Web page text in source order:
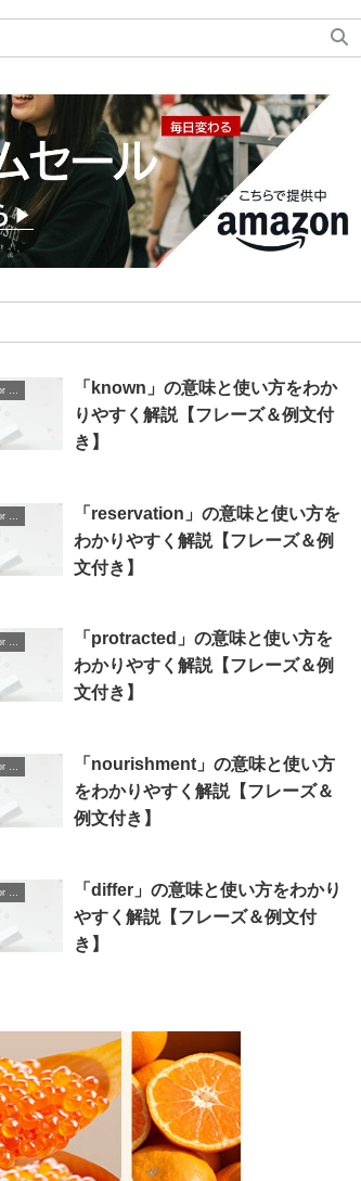
「known」の意味と使い方をわか
りやすく解説【フレーズ＆例文付
き】
「reservation」の意味と使い方を
わかりやすく解説【フレーズ＆例
文付き】
「protracted」の意味と使い方を
わかりやすく解説【フレーズ＆例
文付き】
英単語辞典 for Beginners
「nourishment」の意味と使い方
をわかりやすく解説【フレーズ＆
例文付き】
英単語辞典 for Beginners
「differ」の意味と使い方をわかり
やすく解説【フレーズ＆例文付
き】